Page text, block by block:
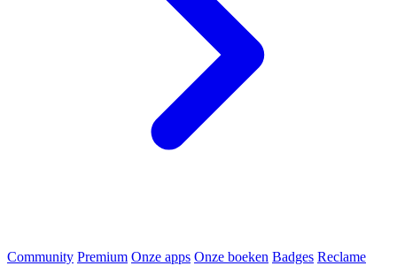
Community Premium Onze apps Onze boeken Badges Reclame